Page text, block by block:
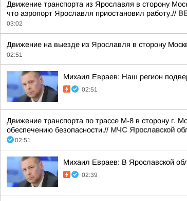
Движение транспорта из Ярославля в сторону
что аэропорт Ярославля приостановил работу.//
03:02
Движение на выезде из Ярославля в сторону
02:51
Михаил Евраев: Наш регион
02:51
Движение транспорта по трассе М-8 в сторону г.
обеспечению безопасности.// МЧС Ярославской
02:51
Михаил Евраев: В Ярославской
02:39